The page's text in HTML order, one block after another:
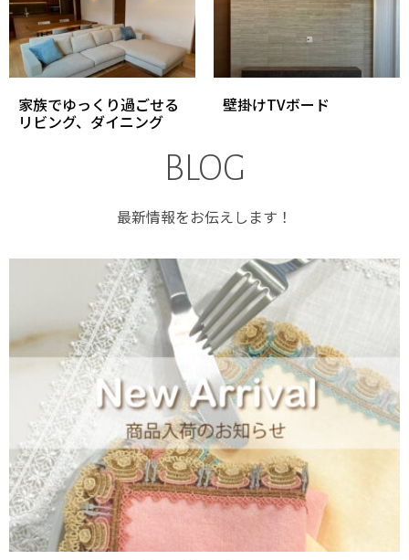
家族でゆっくり過ごせる
リビング、ダイニング
壁掛けTVボード
BLOG
最新情報をお伝えします！